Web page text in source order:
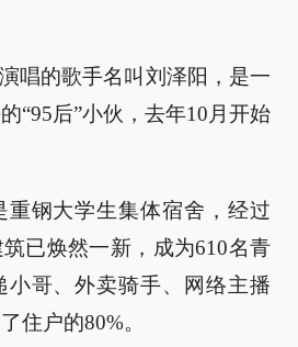
唱的歌手名叫刘泽阳，是一
“95后”小伙，去年10月开始
重钢大学生集体宿舍，经过
已焕然一新，成为610名青
小哥、外卖骑手、网络主播
住户的80%。